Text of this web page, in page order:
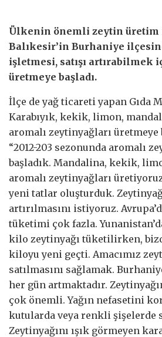
Ülkenin önemli zeytin
Balıkesir’in Burhaniye
işletmesi, satışı artırabilmek
üretmeye başladı.
İlçe de yağ ticareti yapan Gıda
Karabıyık, kekik, limon,
aromalı zeytinyağları üretmeye
“2012-203 sezonunda aromalı
başladık. Mandalina, kekik,
aromalı zeytinyağları
yeni tatlar oluşturduk.
artırılmasını istiyoruz.
tüketimi çok fazla.
kilo zeytinyağı tüketilirken,
kiloyu yeni geçti. Amacımız
satılmasını sağlamak.
her gün artmaktadır.
çok önemli. Yağın nefasetini
kutularda veya renkli şişelerde
Zeytinyağını ışık görmeyen